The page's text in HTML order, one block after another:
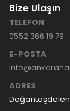
Bize Ulaşın
TELEFON
0552 366 19 79
E-POSTA
ADRES